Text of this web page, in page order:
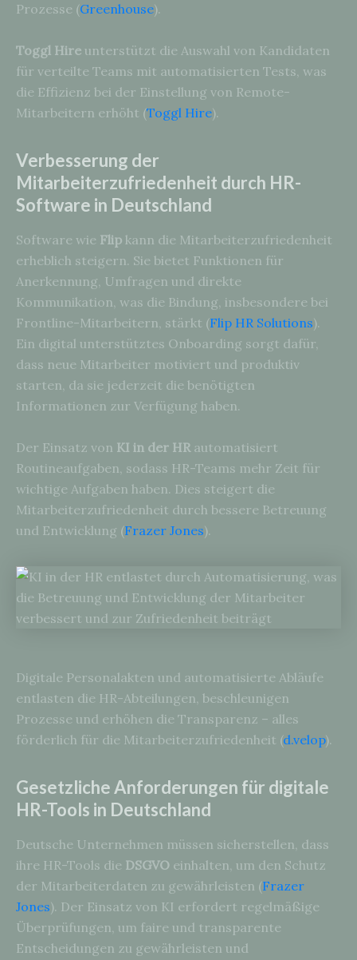
Prozesse (Greenhouse).
Toggl Hire unterstützt die Auswahl von Kandidaten
für verteilte Teams mit automatisierten Tests, was
die Effizienz bei der Einstellung von Remote-
Mitarbeitern erhöht (Toggl Hire).
Verbesserung der
Mitarbeiterzufriedenheit durch HR-
Software in Deutschland
Software wie Flip kann die Mitarbeiterzufriedenheit
erheblich steigern. Sie bietet Funktionen für
Anerkennung, Umfragen und direkte
Kommunikation, was die Bindung, insbesondere bei
Frontline-Mitarbeitern, stärkt (Flip HR Solutions).
Ein digital unterstütztes Onboarding sorgt dafür,
dass neue Mitarbeiter motiviert und produktiv
starten, da sie jederzeit die benötigten
Informationen zur Verfügung haben.
Der Einsatz von KI in der HR automatisiert
Routineaufgaben, sodass HR-Teams mehr Zeit für
wichtige Aufgaben haben. Dies steigert die
Mitarbeiterzufriedenheit durch bessere Betreuung
und Entwicklung (Frazer Jones).
Digitale Personalakten und automatisierte Abläufe
entlasten die HR-Abteilungen, beschleunigen
Prozesse und erhöhen die Transparenz – alles
förderlich für die Mitarbeiterzufriedenheit (d.velop).
Gesetzliche Anforderungen für digitale
HR-Tools in Deutschland
Deutsche Unternehmen müssen sicherstellen, dass
ihre HR-Tools die DSGVO einhalten, um den Schutz
der Mitarbeiterdaten zu gewährleisten (Frazer
Jones). Der Einsatz von KI erfordert regelmäßige
Überprüfungen, um faire und transparente
Entscheidungen zu gewährleisten und